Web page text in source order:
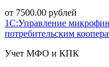
от 7500.00 рублей
1С:Управление
потребительским
Учет МФО и КПК